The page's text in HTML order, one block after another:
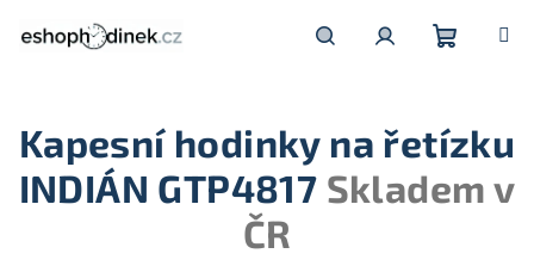
košík
Kapesní hodinky na řetízku
INDIÁN GTP4817 Skladem v
ČR